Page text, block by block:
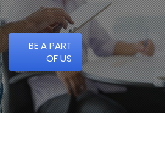
BE A PART
OF US